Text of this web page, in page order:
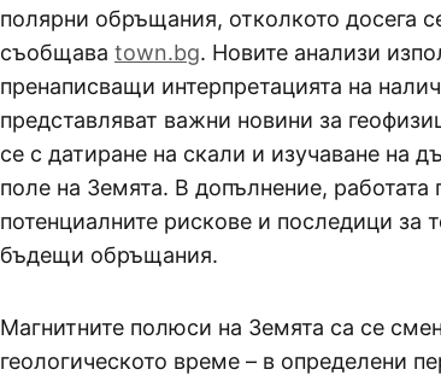
полярни обръщания, отколкото досега
съобщава town.bg. Новите анализи
пренаписващи интерпретацията на
представляват важни новини за
се с датиране на скали и изучаване на
поле на Земята. В допълнение,
потенциалните рискове и последици за
бъдещи обръщания.
Магнитните полюси на Земята са се
геологическото време – в определени